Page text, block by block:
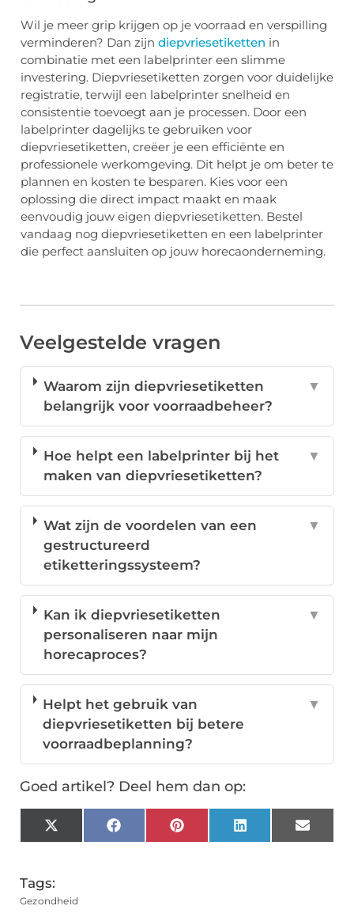
Wil je meer grip krijgen op je voorraad en verspilling
verminderen? Dan zijn diepvriesetiketten in
combinatie met een labelprinter een slimme
investering. Diepvriesetiketten zorgen voor duidelijke
registratie, terwijl een labelprinter snelheid en
consistentie toevoegt aan je processen. Door een
labelprinter dagelijks te gebruiken voor
diepvriesetiketten, creëer je een efficiënte en
professionele werkomgeving. Dit helpt je om beter te
plannen en kosten te besparen. Kies voor een
oplossing die direct impact maakt en maak
eenvoudig jouw eigen diepvriesetiketten. Bestel
vandaag nog diepvriesetiketten en een labelprinter
die perfect aansluiten op jouw horecaonderneming.
Veelgestelde vragen
Waarom zijn diepvriesetiketten
belangrijk voor voorraadbeheer?
▼
Hoe helpt een labelprinter bij het
maken van diepvriesetiketten?
▼
Wat zijn de voordelen van een
gestructureerd
etiketteringssysteem?
▼
Kan ik diepvriesetiketten
personaliseren naar mijn
horecaproces?
▼
Helpt het gebruik van
diepvriesetiketten bij betere
voorraadbeplanning?
▼
Goed artikel? Deel hem dan op:
X
(Twitter)
FacebookPinterestLinkedInEmail
Tags:
Gezondheid